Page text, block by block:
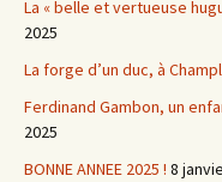
La « belle et vertueuse
2025
La forge d’un duc, à
Ferdinand Gambon, un
2025
BONNE ANNEE 2025 ! 8